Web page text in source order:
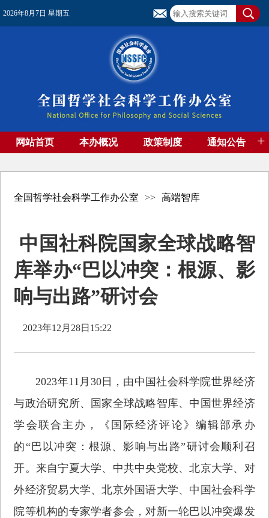
2026年8月7日 星期五
网站首页 本办概况 政策制度 通知公告 +
全国哲学社会科学工作办公室 >> 高端智库
中国社科院国家全球战略智
库举办“巴以冲突：根源、影
响与出路”研讨会
2023年12月28日15:22
2023年11月30日，由中国社会科学院世界经济
与政治研究所、国家全球战略智库、中国世界经济
学会联合主办，《国际经济评论》编辑部承办
的“巴以冲突：根源、影响与出路”研讨会顺利召
开。来自宁夏大学、中共中央党校、北京大学、对
外经济贸易大学、北京外国语大学、中国社会科学
院等机构的专家学者参会，对新一轮巴以冲突爆发